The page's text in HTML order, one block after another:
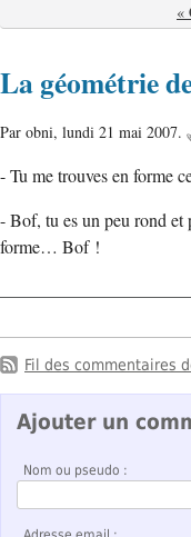
«
La géométrie
Par obni, lundi 21 mai 2007.
- Tu me trouves en forme
- Bof, tu es un peu rond et
forme… Bof !
Fil des commentaires
Ajouter un
Nom ou pseudo :